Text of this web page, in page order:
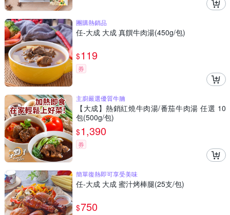
團購熱銷品
任-大成 大成 真饌牛肉湯(450g/包)
$119
券
主廚嚴選優質牛腩
【大成】熱銷紅燒牛肉湯/番茄牛肉湯 任選 10
包(500g/包)
$1,390
券
簡單復熱即可享受美味
任-大成 大成 蜜汁烤棒腿(25支/包)
$750